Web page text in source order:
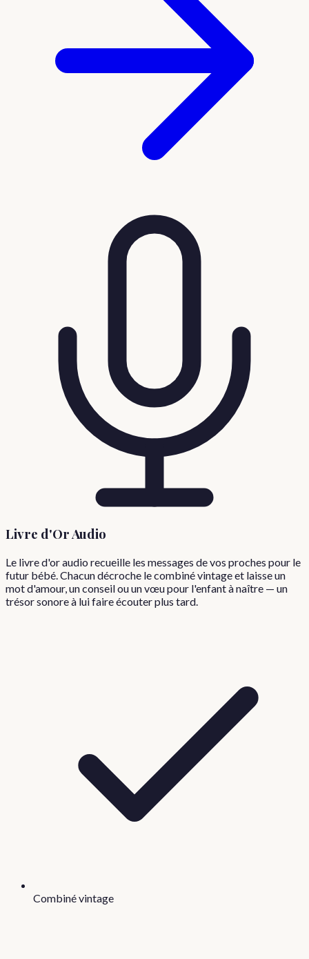
Livre d'Or Audio
Le livre d'or audio recueille les messages de vos proches pour le
futur bébé. Chacun décroche le combiné vintage et laisse un
mot d'amour, un conseil ou un vœu pour l'enfant à naître — un
trésor sonore à lui faire écouter plus tard.
Combiné vintage